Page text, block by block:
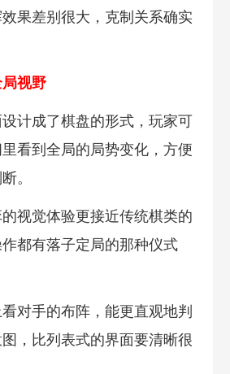
果差别很大，克制关系确实
视野
计成了棋盘的形式，玩家可
看到全局的局势变化，方便
。
视觉体验更接近传统棋类的
都有落子定局的那种仪式
对手的布阵，能更直观地判
，比列表式的界面要清晰很